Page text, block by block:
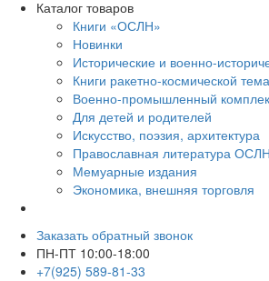
Каталог товаров
Книги «ОСЛН»
Новинки
Исторические и военно-
Книги ракетно-космической
Военно-промышленный
Для детей и родителей
Искусство, поэзия, архитектура
Православная литература ОСЛН
Мемуарные издания
Экономика, внешняя торговля
Заказать обратный звонок
ПН-ПТ 10:00-18:00
+7(925) 589-81-33